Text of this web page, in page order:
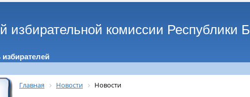
избирательной комиссии Республики
Главная Новости Новости